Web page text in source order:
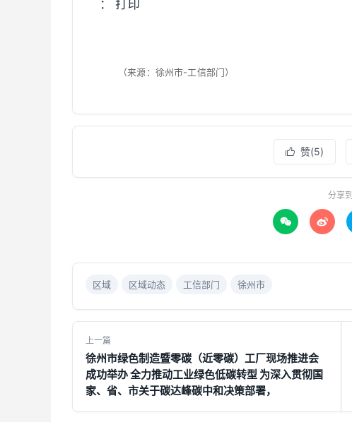
： 打印
（来源：徐州市-工信部门）
 赞(5)
分享到
 
区域 区域动态 工信部门 徐州市
上一篇
徐州市绿色制造暨零碳（近零碳）工厂现场推进会
成功举办 全力推动工业绿色低碳转型 为深入贯彻国
家、省、市关于碳达峰碳中和决策部署，